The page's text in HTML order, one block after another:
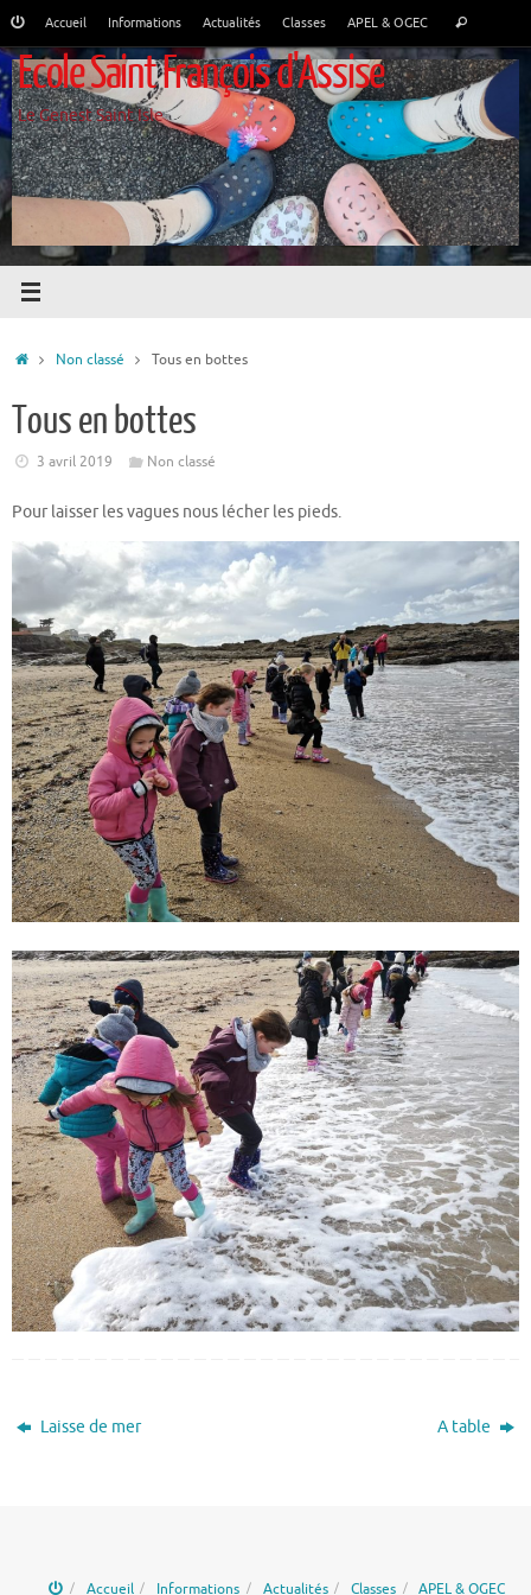
Passer
contenu
Accueil Informations Actualités Classes APEL & OGEC
:
Rechercher
Ecole Saint François d'Assise
Le Genest Saint Isle
AccueilNon classé Tous en bottes
Tous en bottes
3 avril 2019 Non classé
Pour laisser les vagues nous lécher les pieds.
Laisse de mer A table
Accueil Informations Actualités Classes APEL & OGEC